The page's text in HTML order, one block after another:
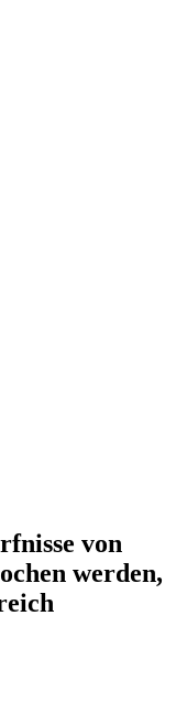
von
werden,